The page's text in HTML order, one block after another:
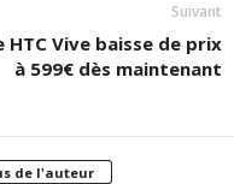
Suivant
HTC Vive baisse de prix
à 599€ dès maintenant
de l'auteur